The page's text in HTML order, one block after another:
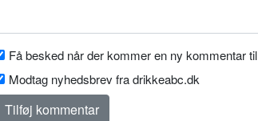
Få besked når der kommer en ny kommentar
Modtag nyhedsbrev fra drikkeabc.dk